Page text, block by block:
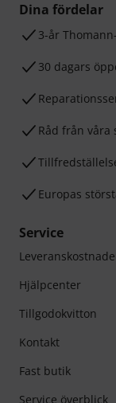
Dina fördelar
3-år
30 dagars
Råd från våra
Europas
Service
Hjälpcenter
Tillgodokvitton
Kontakt
Fast butik
Service överblick